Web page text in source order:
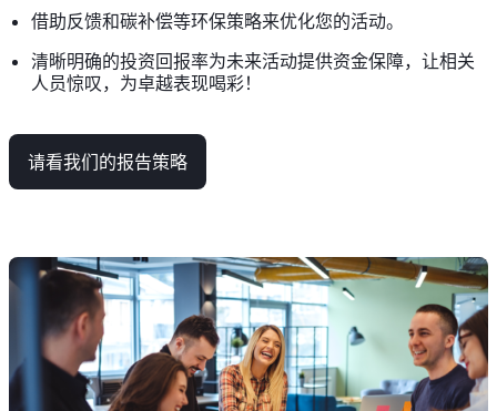
借助反馈和碳补偿等环保策略来优化您的活动。
清晰明确的投资回报率为未来活动提供资金保障，让相关
人员惊叹，为卓越表现喝彩！
请看我们的报告策略